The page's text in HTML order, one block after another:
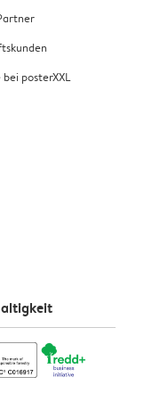
posterXXL